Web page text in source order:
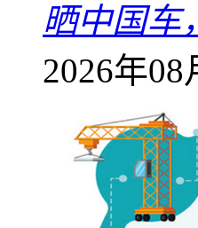
晒中国车
2026年08